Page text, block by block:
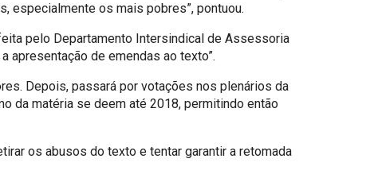
especialmente os mais pobres”, pontuou.
pelo Departamento Intersindical de Assessoria
apresentação de emendas ao texto”.
Depois, passará por votações nos plenários da
da matéria se deem até 2018, permitindo então
os abusos do texto e tentar garantir a retomada